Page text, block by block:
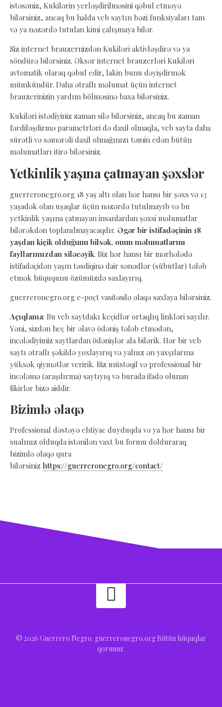
istəsəniz, Kukilərin yerləşdirilməsini qəbul etməyə
bilərsiniz, ancaq bu halda veb saytın bəzi funksiyaları tam
və ya nəzərdə tutulan kimi çalışmaya bilər.
Siz internet brauzernizdən Kukiləri aktivləşdirə və ya
söndürə bilərsiniz. Əksər internet brauzerləri Kukiləri
avtomatik olaraq qəbul edir, lakin bunu dəyişdirmək
mümkündür. Daha ətraflı məlumat üçün internet
brauzerinizin yardım bölməsinə baxa bilərsiniz.
Kukiləri istədiyiniz zaman silə bilərsiniz, ancaq bu zaman
fərdiləşdirmə parametrləri də daxil olmaqla, veb sayta daha
sürətli və səmərəli daxil olmağınızı təmin edən bütün
məlumatları itirə bilərsiniz.
Yetkinlik yaşına çatmayan şəxslər
guerreronegro.org 18 yaş altı olan hər hansı bir şəxs və 13
yaşadək olan uşaqlar üçün nəzərdə tutulmayıb və bu
yetkinlik yaşına çatmayan insanlardan şəxsi məlumatlar
bilərəkdən toplanılmayacaqdır. Əgər bir istifadəçinin 18
yaşdan kiçik olduğunu bilsək, onun məlumatlarını
fayllarımızdan siləcəyik. Biz hər hansı bir mərhələdə
istifadəçidən yaşın təsdiqinə dair sənədlər (sübutlar) tələb
etmək hüququnu özümüzdə saxlayırıq.
guerreronegro.org e-poçt vasitəsilə əlaqə saxlaya bilərsiniz.
Açıqlama: Bu veb saytdakı keçidlər ortaqlıq linkləri sayılır.
Yəni, sizdən heç bir əlavə ödəniş tələb etmədən,
incələdiyimiz saytlardan ödənişlər ala bilərik. Hər bir veb
saytı ətraflı şəkildə yoxlayırıq və yalnız ən yaxşılarına
yüksək qiymətlər veririk. Biz müstəqil və professional bir
incələmə (araşdırma) saytıyıq və burada ifadə olunan
fikirlər bizə aiddir.
Bizimlə əlaqə
Professional dəstəyə ehtiyac duyduqda və ya hər hansı bir
sualınız olduqda istənilən vaxt bu formu dolduraraq
bizimlə əlaqə qura
bilərsiniz https://guerreronegro.org/contact/
© 2026 Guerrero Negro. guerreronegro.org Bütün hüquqlar
qorunur.